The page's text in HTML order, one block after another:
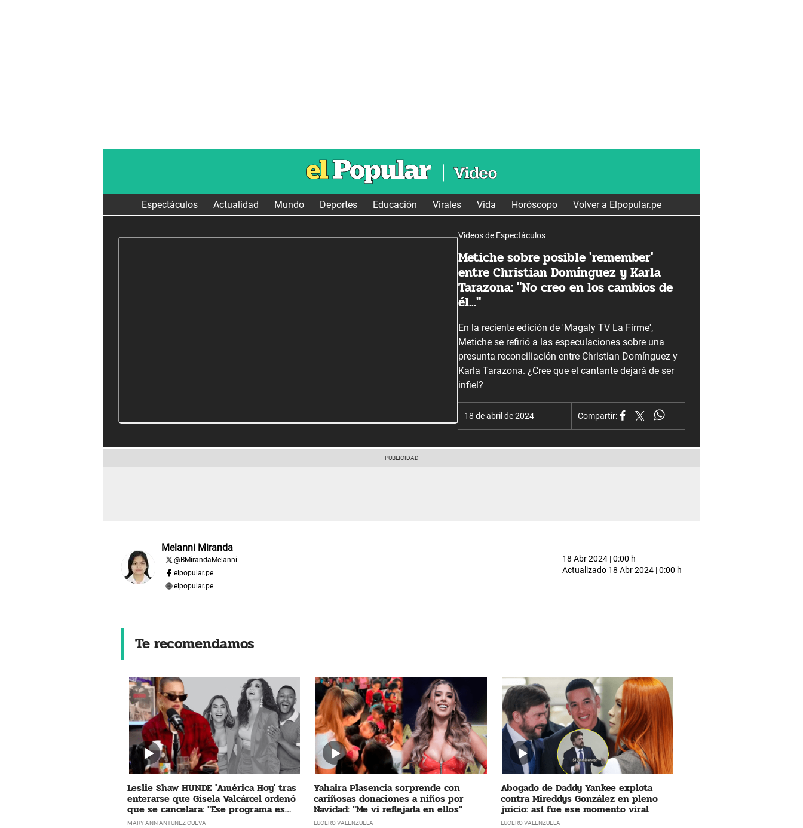
Espectáculos Actualidad Mundo Deportes Educación Virales Vida Horóscopo Volver a Elpopular.pe
Videos de Espectáculos
Metiche sobre posible 'remember'
entre Christian Domínguez y Karla
Tarazona: "No creo en los cambios de
él..."
En la reciente edición de 'Magaly TV La Firme',
Metiche se refirió a las especulaciones sobre una
presunta reconciliación entre Christian Domínguez y
Karla Tarazona. ¿Cree que el cantante dejará de ser
infiel?
18 de abril de 2024 Compartir:
Melanni Miranda
@BMirandaMelanni
elpopular.pe
elpopular.pe
18 Abr 2024 | 0:00 h
Actualizado 18 Abr 2024 | 0:00 h
Te recomendamos
Leslie Shaw HUNDE 'América Hoy' tras
enterarse que Gisela Valcárcel ordenó
que se cancelara: "Ese programa es
horrible"
MARY ANN ANTUNEZ CUEVA
Yahaira Plasencia sorprende con
cariñosas donaciones a niños por
Navidad: "Me vi reflejada en ellos"
LUCERO VALENZUELA
Abogado de Daddy Yankee explota
contra Mireddys González en pleno
juicio: así fue ese momento viral
LUCERO VALENZUELA